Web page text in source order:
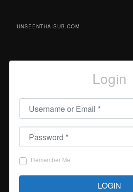
UNSEENTHAISUB.COM
Login
Remember Me
LOGIN